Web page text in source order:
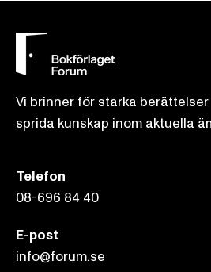
Vi brinner för starka
sprida kunskap inom aktuella
Telefon
08-696 84 40
E-post
info@forum.se